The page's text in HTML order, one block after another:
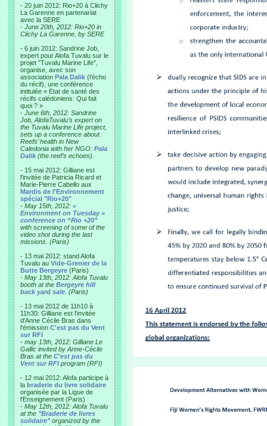
- 20 juin 2012: Rio+20 à Clichy
La Garenne en partenariat
avec la SERE
- June 20th, 2012: Rio+20 in
Clichy La Garenne, by SERE
- 6 juin 2012: Sandrine Job,
expert pour Alofa Tuvalu sur le
projet "Tuvalu Marine Life",
organise, avec son
association Pala Dalik (l’écho
du récif), une conférence
intitulée « Etat de santé des
récifs calédoniens: Qui fait
quoi ? »
- June 6th, 2012: Sandrine
Job, AlofaTuvalu’s expert on
the Tuvalu Marine Life project,
sets up a conference about
Reefs’ health in New
Caledonia with her NGO: Pala
Dalik (the reef’s echoes).
- 15 mai 2012: Gilliane est
l'invitée de Patricia Ricard et
Marie-Pierre Cabello aux
Mardis de l'Environnement
spécial "Rio+20"
- May 15th, 2012: «
Environment on Tuesday »
conference on “Rio +20”
with screening of some of the
video shot during the last
missions. (Paris)
- 13 mai 2012: stand Alofa
Tuvalu au Vide-Grenier de la
Butte Bergeyre (Paris)
- May 13th, 2012: Alofa Tuvalu
booth at the Bergeyre hill
back yard sale . (Paris)
- 13 mai 2012 de 11h10 à
11h30: Gilliane est l'invitée
d'Anne Cécile Bras dans
l'émission C'est pas du Vent
sur RFI
- may 13th, 2012: Gilliane Le
Gallic invited by Anne-Cécile
Bras at the C'est pas du
Vent sur RFI program (RFI)
- 12 mai 2012: Alofa participe à
la braderie du livre solidaire
organisée par la Ligue de
l'Enseignement (Paris)
- May 12th, 2012: Alofa Tuvalu
at the "Braderie de livres
solidaire"organized by the